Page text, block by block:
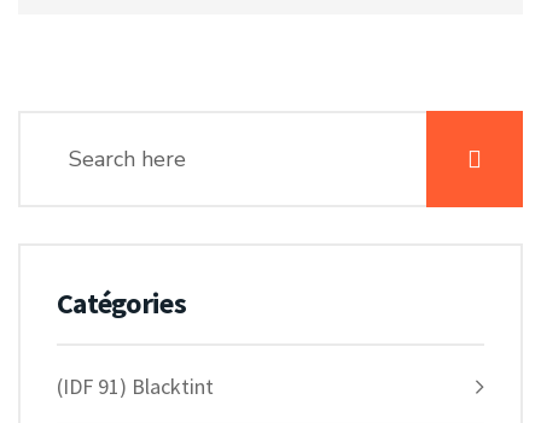
Catégories
(IDF 91) Blacktint